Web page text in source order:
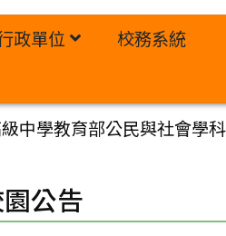
政單位 校務系統
中學教育部公民與社會學
公告